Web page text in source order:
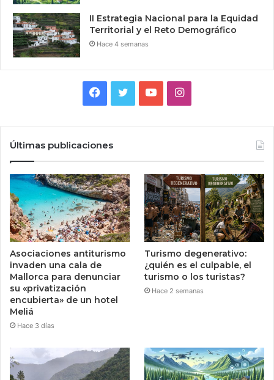
II Estrategia Nacional para la Equidad
Territorial y el Reto Demográfico
Hace 4 semanas
Facebook
TwitterYouTubeInstagram
Últimas publicaciones
Asociaciones antiturismo
invaden una cala de
Mallorca para denunciar
su «privatización
encubierta» de un hotel
Meliá
Hace 3 días
Turismo degenerativo:
¿quién es el culpable, el
turismo o los turistas?
Hace 2 semanas